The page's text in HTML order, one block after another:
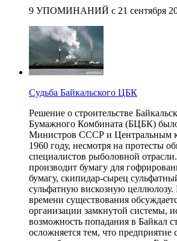
9 УПОМИНАНИЙ с 21 сентября
Судьба Байкальского ЦБК
Решение о строительстве
Бумажного Комбината (БЦБК)
Министров СССР и Центральным
1960 году, несмотря на протесты
специалистов рыболовной
производит бумагу для
бумагу, скипидар-сырец
сульфатную вискозную
времени существования
организации замкнутой системы,
возможность попадания в Байкал
осложняется тем, что предприятие